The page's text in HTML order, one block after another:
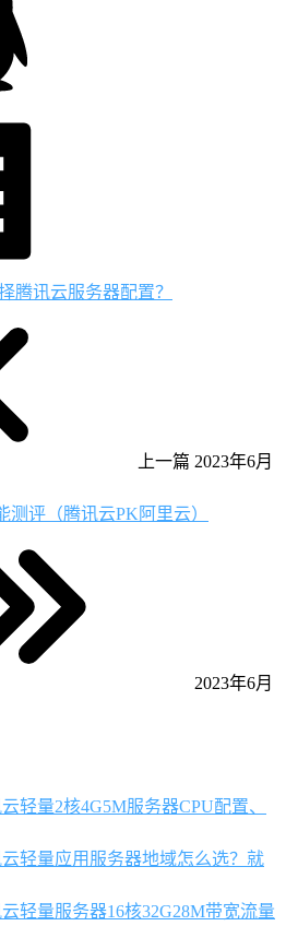
腾讯云服务器配置？
上一篇 2023年6月
测评（腾讯云PK阿里云）
2023年6月
轻量2核4G5M服务器CPU配置、
轻量应用服务器地域怎么选？就
轻量服务器16核32G28M带宽流量